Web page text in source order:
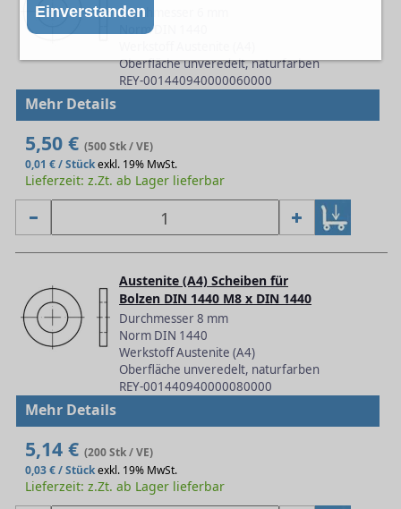
EinverstandenDurchmesser 6 mm
Norm DIN 1440
Oberfläche unveredelt, naturfarben
REY-001440940000060000
Mehr Details
5,50 € (500 Stk / VE)
0,01 € / Stückexkl. 19% MwSt.
Lieferzeit: z.Zt. ab Lager lieferbar
Austenite (A4) Scheiben für
Bolzen DIN 1440 M8 x DIN 1440
Durchmesser 8 mm
Norm DIN 1440
Werkstoff Austenite (A4)
Oberfläche unveredelt, naturfarben
REY-001440940000080000
Mehr Details
5,14 € (200 Stk / VE)
0,03 € / Stückexkl. 19% MwSt.
Lieferzeit: z.Zt. ab Lager lieferbar